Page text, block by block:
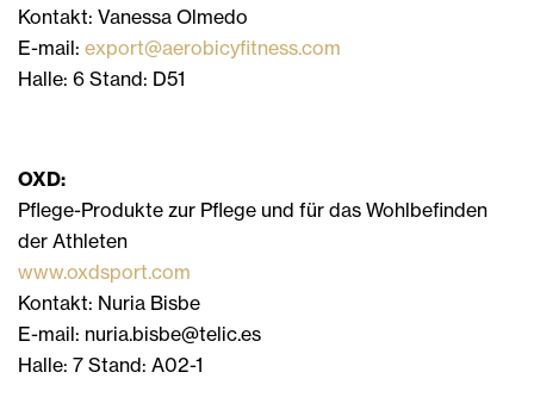
Kontakt: Vanessa Olmedo
E-mail: export@aerobicyfitness.com
Halle: 6 Stand: D51
OXD:
Pflege-Produkte zur Pflege und für das Wohlbefinden
der Athleten
www.oxdsport.com
Kontakt: Nuria Bisbe
E-mail: nuria.bisbe@telic.es
Halle: 7 Stand: A02-1